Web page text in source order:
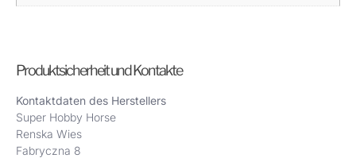
Produktsicherheit und Kontakte
Kontaktdaten des Herstellers
Super Hobby Horse
Renska Wies
Fabryczna 8